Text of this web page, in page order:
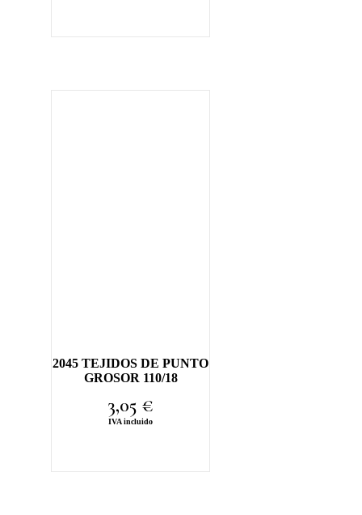
2045 TEJIDOS DE PUNTO
GROSOR 110/18
3,05 €
IVA incluido